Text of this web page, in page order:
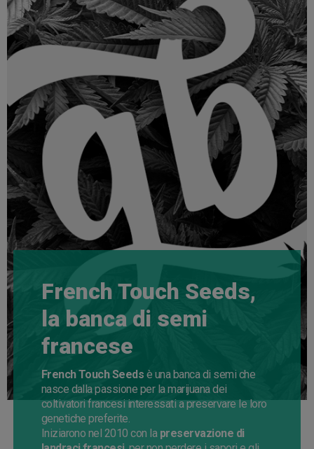
French Touch Seeds,
la banca di semi
francese
French Touch Seeds è una banca di semi che
nasce dalla passione per la marijuana dei
coltivatori francesi interessati a preservare le loro
genetiche preferite.
Iniziarono nel 2010 con la preservazione di